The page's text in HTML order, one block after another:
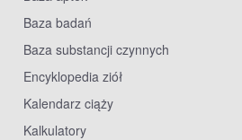
Baza badań
Baza substancji czynnych
Encyklopedia ziół
Kalendarz ciąży
Kalkulatory